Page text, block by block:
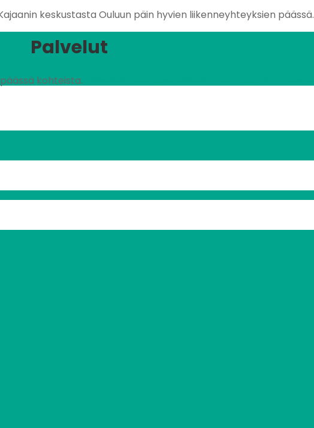
keskustasta Ouluun päin hyvien liikenneyhteyksien päässä.
Palvelut
kohteista.